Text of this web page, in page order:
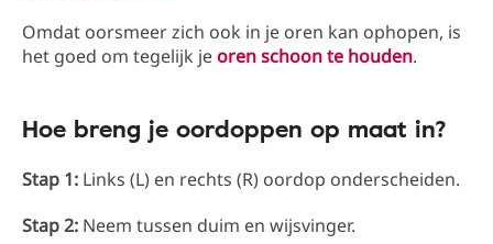
Omdat oorsmeer zich ook in je oren kan ophopen, is
het goed om tegelijk jeoren schoon te houden.
Hoe breng je oordoppen op maat in?
Stap 1: Links (L) en rechts (R) oordop onderscheiden.
Stap 2: Neem tussen duim en wijsvinger.